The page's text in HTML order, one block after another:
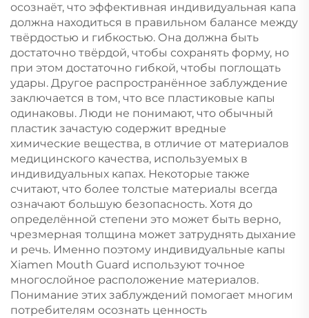
осознаёт, что эффективная индивидуальная капа
должна находиться в правильном балансе между
твёрдостью и гибкостью. Она должна быть
достаточно твёрдой, чтобы сохранять форму, но
при этом достаточно гибкой, чтобы поглощать
удары. Другое распространённое заблуждение
заключается в том, что все пластиковые капы
одинаковы. Люди не понимают, что обычный
пластик зачастую содержит вредные
химические вещества, в отличие от материалов
медицинского качества, используемых в
индивидуальных капах. Некоторые также
считают, что более толстые материалы всегда
означают большую безопасность. Хотя до
определённой степени это может быть верно,
чрезмерная толщина может затруднять дыхание
и речь. Именно поэтому индивидуальные капы
Xiamen Mouth Guard используют точное
многослойное расположение материалов.
Понимание этих заблуждений помогает многим
потребителям осознать ценность